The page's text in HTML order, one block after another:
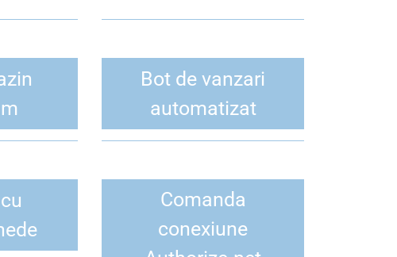
Bot de vanzari
automatizat
Comanda
conexiune